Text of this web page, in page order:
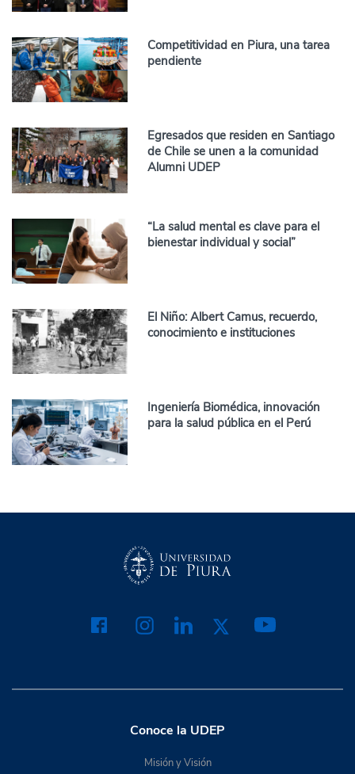
Competitividad en Piura, una tarea
pendiente
Egresados que residen en Santiago
de Chile se unen a la comunidad
Alumni UDEP
“La salud mental es clave para el
bienestar individual y social”
El Niño: Albert Camus, recuerdo,
conocimiento e instituciones
Ingeniería Biomédica, innovación
para la salud pública en el Perú
Conoce la UDEP
Misión y Visión